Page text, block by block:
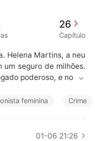
26
Capítulo
Helena Martins, a neu
um seguro de milhões.
poderoso, e nossa
os cães de guarda da
feminina Crime
01-06 21:26